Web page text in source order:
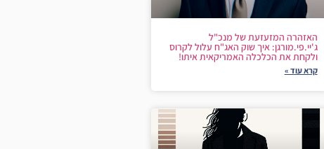
האזהרה המזעזעת של מנכ"ל
ג'יי.פי.מורגן: איך שוק האג"ח עלול לקרוס
ולקחת את הכלכלה האמריקאית איתו!
קרא עוד »